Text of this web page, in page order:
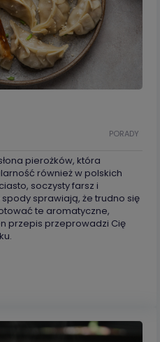
PORADY
pierożków, która
również w polskich
soczysty farsz i
sprawiają, że trudno się
te aromatyczne,
przepis przeprowadzi Cię